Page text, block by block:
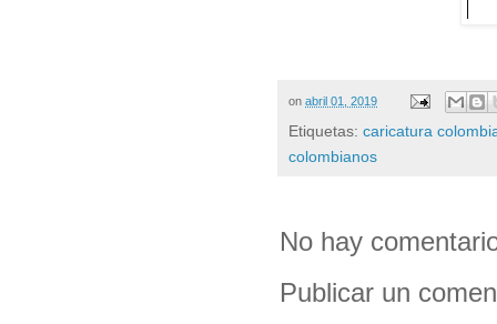
on abril 01, 2019
Etiquetas: caricatura
colombianos
No hay
Publicar un